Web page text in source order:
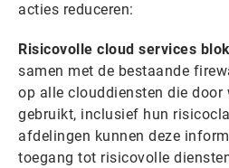
acties reduceren:
Risicovolle cloud services
samen met de bestaande
op alle clouddiensten die door
gebruikt, inclusief hun
afdelingen kunnen deze
toegang tot risicovolle